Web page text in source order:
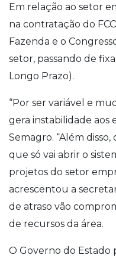
Em relação ao setor
na contratação do
Fazenda e o
setor, passando de
Longo Prazo).
“Por ser variável e
gera instabilidade aos
Semagro. “Além
que só vai abrir o
projetos do setor
acrescentou a
de atraso vão
de recursos da área.
O Governo do Estado